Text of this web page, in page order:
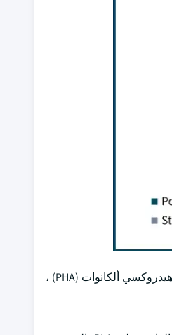
على أساس المواد ، ينقسم سوق أفلام التعبئة والتغليف القابلة للتحلل إلى حمض البولي لاكتيك (PLA) ، والخيزران ، والبولي هيدروكسي ألكانوات (PHA) ،